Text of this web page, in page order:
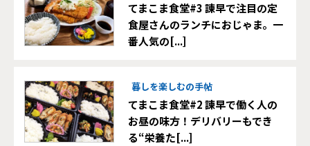
てまこま食堂#3 諫早で注目の定
食屋さんのランチにおじゃま。一
番人気の[...]
暮しを楽しむの手帖
てまこま食堂#2 諫早で働く人の
お昼の味方！デリバリーもでき
る“栄養た[...]